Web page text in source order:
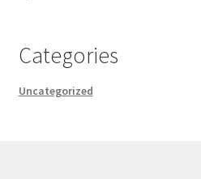
Categories
Uncategorized